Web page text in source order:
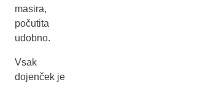
masira,
počutita
udobno.
Vsak
dojenček je